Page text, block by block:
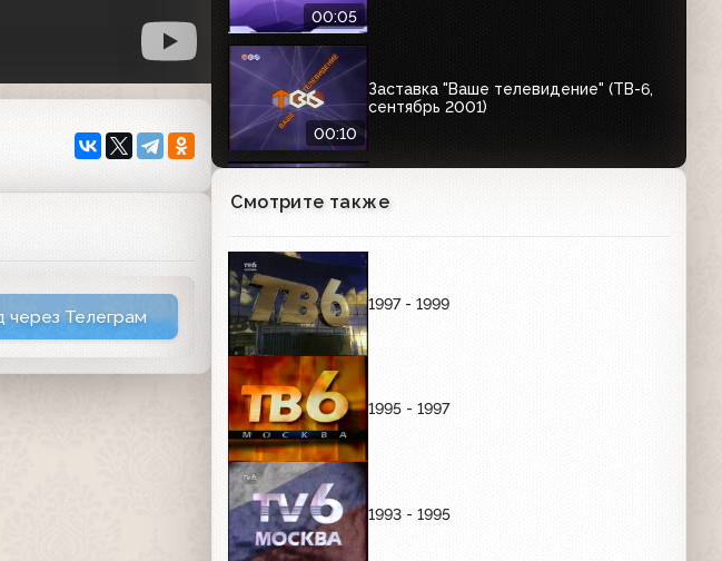
через Телеграм
00:05
00:10
Заставка "Ваше телевидение" (ТВ-6,
сентябрь 2001)
00:08
Заставка "Ваше кино" (ТВ-6,
00:04
00:10
Смотрите также
1997 - 1999
1995 - 1997
1993 - 1995